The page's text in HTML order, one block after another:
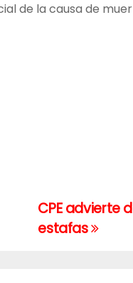
de la causa de
CPE advierte
estafas